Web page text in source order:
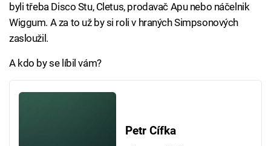
byli třeba Disco Stu, Cletus, prodavač Apu nebo náčelnik
Wiggum. A za to už by si roli v hraných Simpsonových
zasloužil.
A kdo by se líbil vám?
Petr Cífka